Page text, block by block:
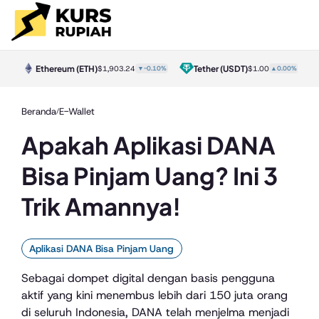
Ethereum(ETH)$1,903.24 ▼-0.10% Tether(USDT)$1.00 ▲0.00%
Beranda/E-Wallet
Apakah Aplikasi DANA
Bisa Pinjam Uang? Ini 3
Trik Amannya!
Aplikasi DANA Bisa Pinjam Uang
Sebagai dompet digital dengan basis pengguna
aktif yang kini menembus lebih dari 150 juta orang
di seluruh Indonesia, DANA telah menjelma menjadi